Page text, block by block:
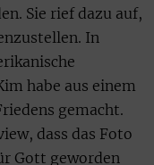
Sie rief dazu auf,
In
habe aus einem
gemacht.
dass das Foto
Gott geworden